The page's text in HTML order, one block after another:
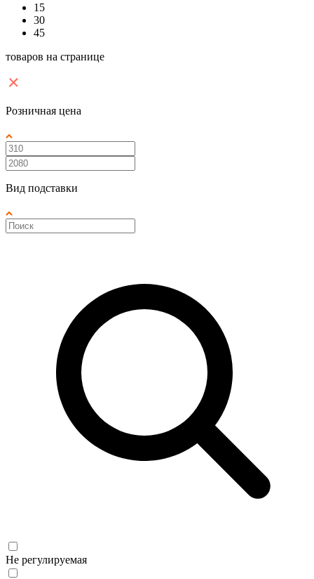
15
30
45
товаров на странице
Розничная цена
Вид подставки
Не регулируемая